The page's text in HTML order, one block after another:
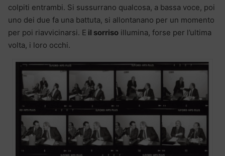
colpiti entrambi. Si sussurrano qualcosa, a bassa voce, poi
uno dei due fa una battuta, si allontanano per un momento
per poi riavvicinarsi. E il sorriso illumina, forse per l’ultima
volta, i loro occhi.